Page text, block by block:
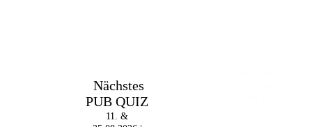
Nächstes
PUB QUIZ
11. &